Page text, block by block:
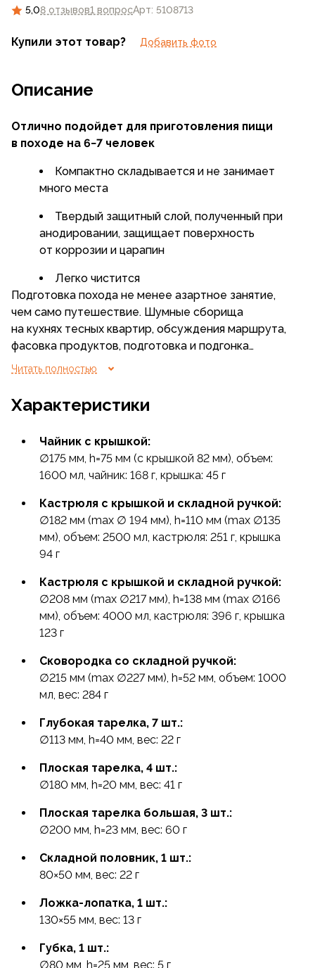
5,08 отзывов1 вопросАрт: 5108713
Купили этот товар? Добавить фото
Описание
Отлично подойдет для приготовления пищи
в походе на 6−7 человек
Компактно складывается и не занимает
много места
Твердый защитный слой, полученный при
анодировании, защищает поверхность
от коррозии и царапин
Легко чистится
Подготовка похода не менее азартное занятие,
чем само путешествие. Шумные сборища
на кухнях тесных квартир, обсуждения маршрута,
фасовка продуктов, подготовка и подгонка
снаряжения. Вес своего будущего рюкзака
ну а распределение общественного груза — это,
как правило, бессонные ночи командира. Набор
задачу, и порадует группу.
Подобный комплект позволяет без напряжения
приготовить полноценный обед и накормить
компанию из 6−7 человек. При этом общий вес
посуды составляет 2900 г
и сковородка (1000 мл) изготовлены
из анодированного алюминия. Если кто не помнит,
анодированный алюминий (anodised aluminium) —
это алюминий со специальным покрытием,
которое защищает от окисления и служит
защитой от механических повреждений.
Анодированная посуда сохраняет обычные для
алюминиевой посуды легкость и быстроту
прогрева, не ухудшая вкуса приготовленной еды.
со временем и не отслаивается.
и кастрюлях ускоряют процесс приготовления
пищи и предохраняют ее от насекомых и мелкого
мусора.
упаковывать посуду.
изготовленные из полипропилена (PP)
Читать полностью
Характеристики
Чайник с крышкой:
∅175 мм, h=75 мм (с крышкой 82 мм), объем:
1600 мл, чайник: 168 г, крышка: 45 г
Кастрюля с крышкой и складной ручкой:
∅182 мм (max ∅ 194 мм), h=110 мм (max ∅135
мм), объем: 2500 мл, кастрюля: 251 г, крышка
94 г
Кастрюля с крышкой и складной ручкой:
∅208 мм (max ∅217 мм), h=138 мм (max ∅166
мм), объем: 4000 мл, кастрюля: 396 г, крышка
123 г
Сковородка со складной ручкой:
∅215 мм (max ∅227 мм), h=52 мм, объем: 1000
мл, вес: 284 г
Глубокая тарелка, 7 шт.:
∅113 мм, h=40 мм, вес: 22 г
Плоская тарелка, 4 шт.:
∅180 мм, h=20 мм, вес: 41 г
Плоская тарелка большая, 3 шт.:
∅200 мм, h=23 мм, вес: 60 г
Складной половник, 1 шт.:
80×50 мм, вес: 22 г
Ложка-лопатка, 1 шт.:
130×55 мм, вес: 13 г
Губка, 1 шт.:
∅80 мм, h=25 мм, вес: 5 г